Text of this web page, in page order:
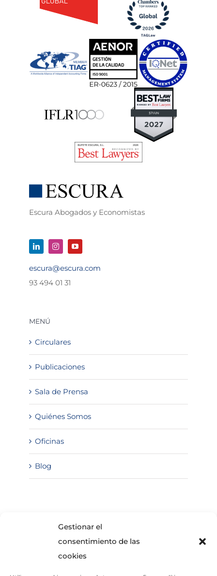
Gestionar el
consentimiento de las
cookies
Escura Abogados y Economistas
escura@escura.com
93 494 01 31
MENÚ
Circulares
Publicaciones
Sala de Prensa
Quiénes Somos
Oficinas
Blog